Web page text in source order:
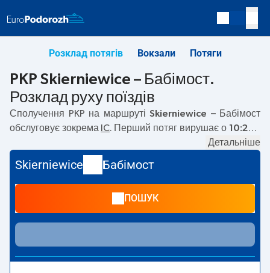
Розклад потягів Вокзали Потяги
PKP Skierniewice – Бабімост.
Розклад руху поїздів
Сполучення PKP на маршруті Skierniewice – Бабімост
обслуговує зокрема IC . Перший потяг вирушає о 10:26з
вирушає о 10:26. Наразі на маршруті
Бабімостне курсують інші потяги перевізника PKP
Intercity. Потяг завершує маршрут на станції Бабімост.
Детальніше
Skierniewice Бабімост
ПОШУК